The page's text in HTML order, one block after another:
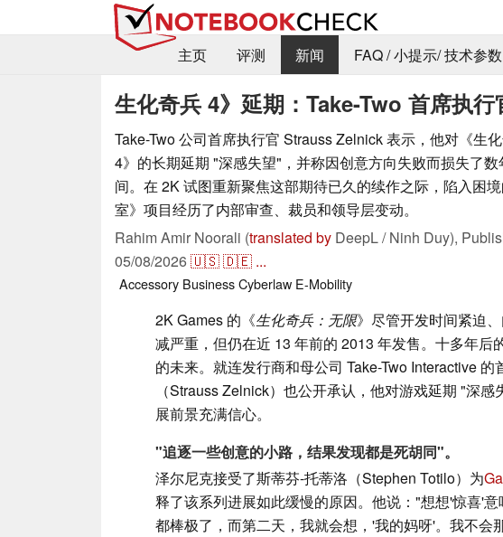
主页
评测 新闻 FAQ / 小提示/ 技术参数
生化奇兵 4》延期：Take-Two 首席执
Take-Two 公司首席执行官 Strauss Zelnick 表示，他对《生
4》的长期延期 "深感失望"，并称因创意方向失败而损失了数
间。在 2K 试图重新聚焦这部期待已久的续作之际，陷入困
室》项目经历了内部审查、裁员和领导层变动。
Rahim Amir Noorali (translated by DeepL / Ninh Duy),
05/08/2026🇺🇸🇩🇪 ...
Accessory BusinessCyberlaw E-Mobility
2K Games 的《生化奇兵：无限》尽管开发时间紧迫
减严重，但仍在近 13 年前的 2013 年发售。十多年后
的未来。就连发行商和母公司 Take-Two Interactive
（Strauss Zelnick）也公开承认，他对游戏延期 "深
展前景充满信心。
"追逐一些创意的小路，结果发现都是死胡同"。
泽尔尼克接受了斯蒂芬-托蒂洛（Stephen Totilo）为
释了该系列进展如此缓慢的原因。他说："想想'惊喜'
都棒极了，而第二天，我就会想，'我的妈呀'。我不会